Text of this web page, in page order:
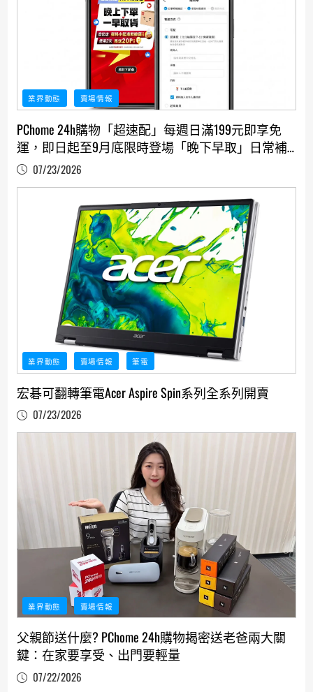
業界動態 賣場情報
PChome 24h購物「超速配」每週日滿199元即享免
運，即日起至9月底限時登場「晚下早取」日常補
貨更省更快
07/23/2026
業界動態 賣場情報 筆電
宏碁可翻轉筆電Acer Aspire Spin系列全系列開賣
07/23/2026
業界動態 賣場情報
父親節送什麼? PChome 24h購物揭密送老爸兩大關
鍵：在家要享受、出門要輕量
07/22/2026